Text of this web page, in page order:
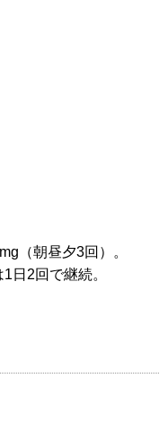
（朝昼夕3回）。
日2回で継続。